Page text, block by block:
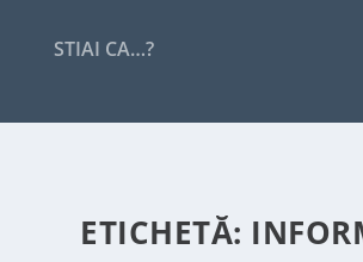
STIAI CA…?
ETICHETĂ: